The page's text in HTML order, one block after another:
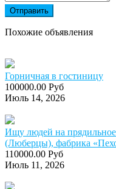
Отправить
Похожие объявления
Горничная в гостиницу
100000.00 Руб
Июль 14, 2026
Ищу людей на
(Люберцы), фабрика
110000.00 Руб
Июль 11, 2026